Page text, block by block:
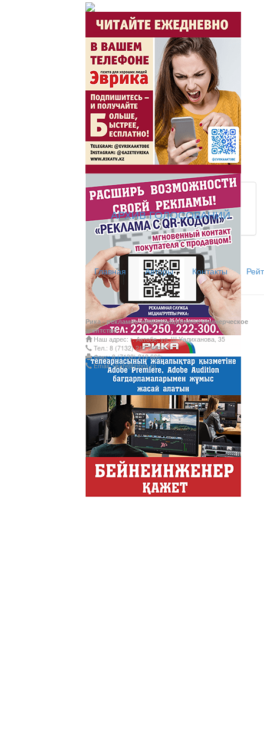
АРХИВ ГОЛОСОВАНИЙ
Главная Авторы Контакты
Рика - рекламно-информационное коммерческое
агентство
Наш адрес: г. Актобе, ул. Ш.Уалиханова, 35
Тел.: 8 (7132) 212 249;
Факс: 8 (7132) 212 660;
Email: rikatv@inbox.ru